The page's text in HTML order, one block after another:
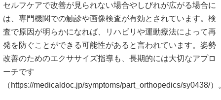
セルフケアで改善が見られない場合やしびれが広がる場合に
は、専門機関での触診や画像検査が有効とされています。検
査で原因が明らかになれば、リハビリや運動療法によって再
発を防ぐことができる可能性があると言われています。姿勢
改善のためのエクササイズ指導も、長期的には大切なアプロ
ーチです
（ https://medicaldoc.jp/symptoms/part_orthopedics/sy0438/）